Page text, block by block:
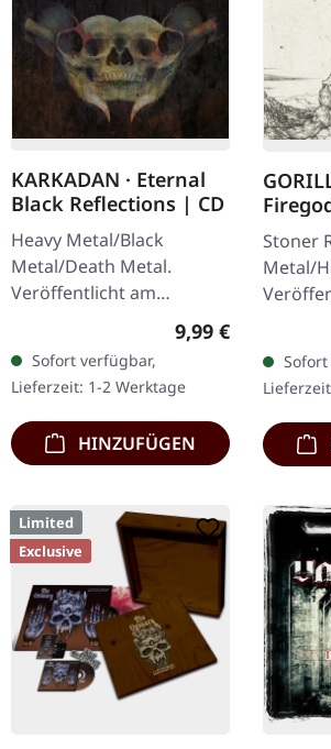
KARKADAN · Eternal
Black Reflections | CD
Heavy Metal/Black
Metal/Death Metal.
Veröffentlicht am
19.01.2002, auf Supreme
Chaos Records. CD im
Jewelcase. Neuauflage mit
neuem Artwork,…
Regulärer Preis:
9,99 €
Sofort verfügbar,
Lieferzeit: 1-2 Werktage
HINZUFÜGEN
Beast |
Stoner
Metal/
Chaos
Album…
Limited
Exclusive